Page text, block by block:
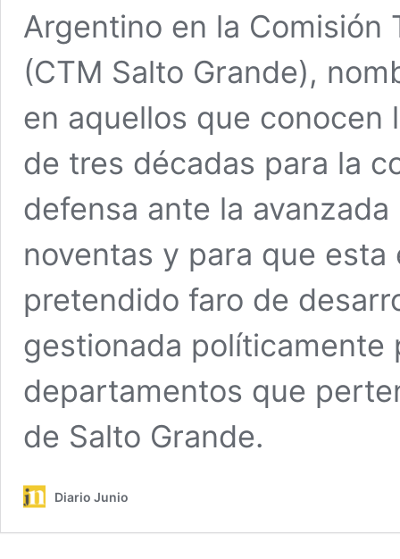
Argentino en la Comisión
(CTM Salto Grande),
en aquellos que conocen
de tres décadas para la
defensa ante la
noventas y para que
pretendido faro de
gestionada políticamente
departamentos que
de Salto Grande.
Diario Junio